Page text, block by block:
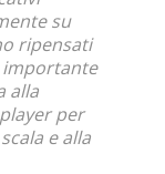
su
ripensati
importante
alla
per
e alla